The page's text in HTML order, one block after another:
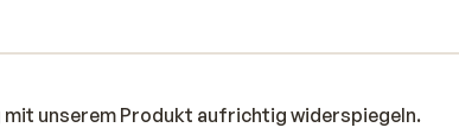
mit unserem Produkt aufrichtig widerspiegeln.